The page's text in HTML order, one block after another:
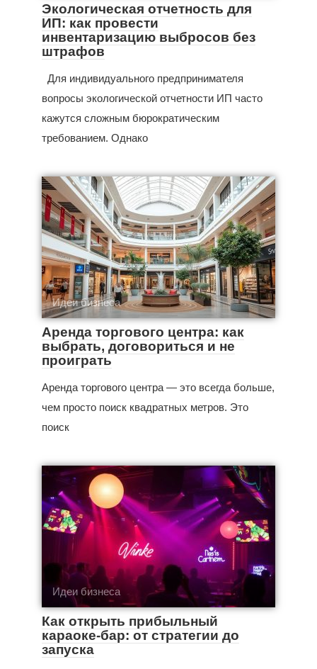
Экологическая отчетность для
ИП: как провести
инвентаризацию выбросов без
штрафов
Для индивидуального предпринимателя
вопросы экологической отчетности ИП часто
кажутся сложным бюрократическим
требованием. Однако
Идеи бизнеса
Аренда торгового центра: как
выбрать, договориться и не
проиграть
Аренда торгового центра — это всегда больше,
чем просто поиск квадратных метров. Это
поиск
Идеи бизнеса
Как открыть прибыльный
караоке-бар: от стратегии до
запуска